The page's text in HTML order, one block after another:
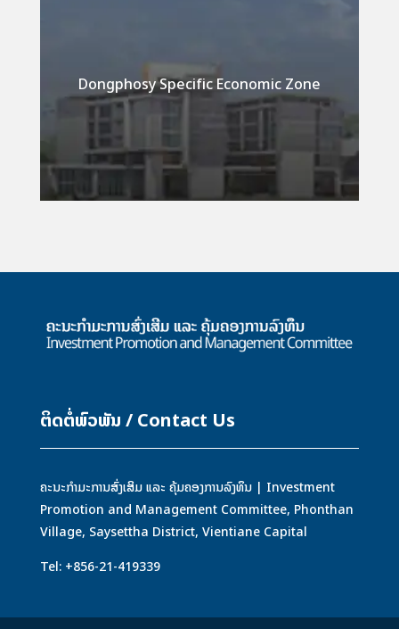
Dongphosy Specific Economic Zone
Detail
ຕິດຕໍ່ພົວພັນ / Contact Us
ຄະນະກຳມະການສົ່ງເສິມ ແລະ ຄຸ້ມຄອງການລົງທຶນ | Investment
Promotion and Management Committee, Phonthan
Village, Saysettha District, Vientiane Capital
Tel: +856-21-419339